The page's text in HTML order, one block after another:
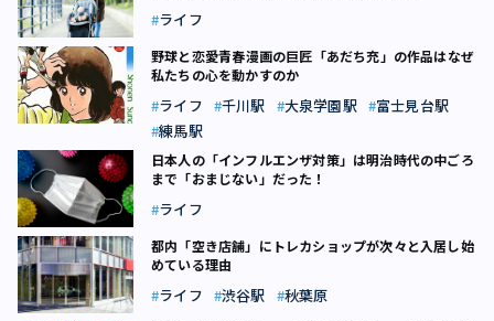
ライフ
野球と恋愛――青春漫画の巨匠「あだち充」の作品はなぜ
私たちの心を動かすのか
ライフ 千川駅 大泉学園駅
富士見台駅
練馬駅
日本人の「インフルエンザ対策」は明治時代の中ごろ
まで「おまじない」だった！
ライフ
都内「空き店舗」にトレカショップが次々と入居し始
めている理由
ライフ 渋谷駅 秋葉原